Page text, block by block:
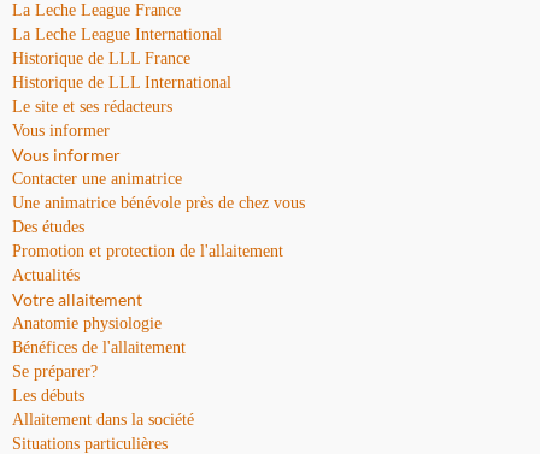
La Leche League France
La Leche League International
Historique de LLL France
Historique de LLL International
Le site et ses rédacteurs
Vous informer
Vous informer
Contacter une animatrice
Une animatrice bénévole près de chez vous
Des études
Promotion et protection de l'allaitement
Actualités
Votre allaitement
Anatomie physiologie
Bénéfices de l'allaitement
Se préparer?
Les débuts
Allaitement dans la société
Situations particulières